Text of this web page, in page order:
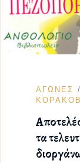
ΑΓΩΝΕΣ
τα